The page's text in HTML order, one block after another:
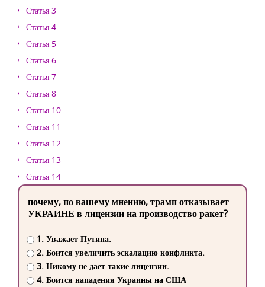
Статья 3
Статья 4
Статья 5
Статья 6
Статья 7
Статья 8
Статья 10
Статья 11
Статья 12
Статья 13
Статья 14
почему, по вашему мнению, трамп отказывает
УКРАИНЕ в лицензии на производство ракет?
1. Уважает Путина.
2. Боится увеличить эскалацию конфликта.
3. Никому не дает такие лицензии.
4. Боится нападения Украины на США